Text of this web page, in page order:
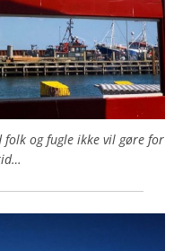
folk og fugle ikke vil gøre for